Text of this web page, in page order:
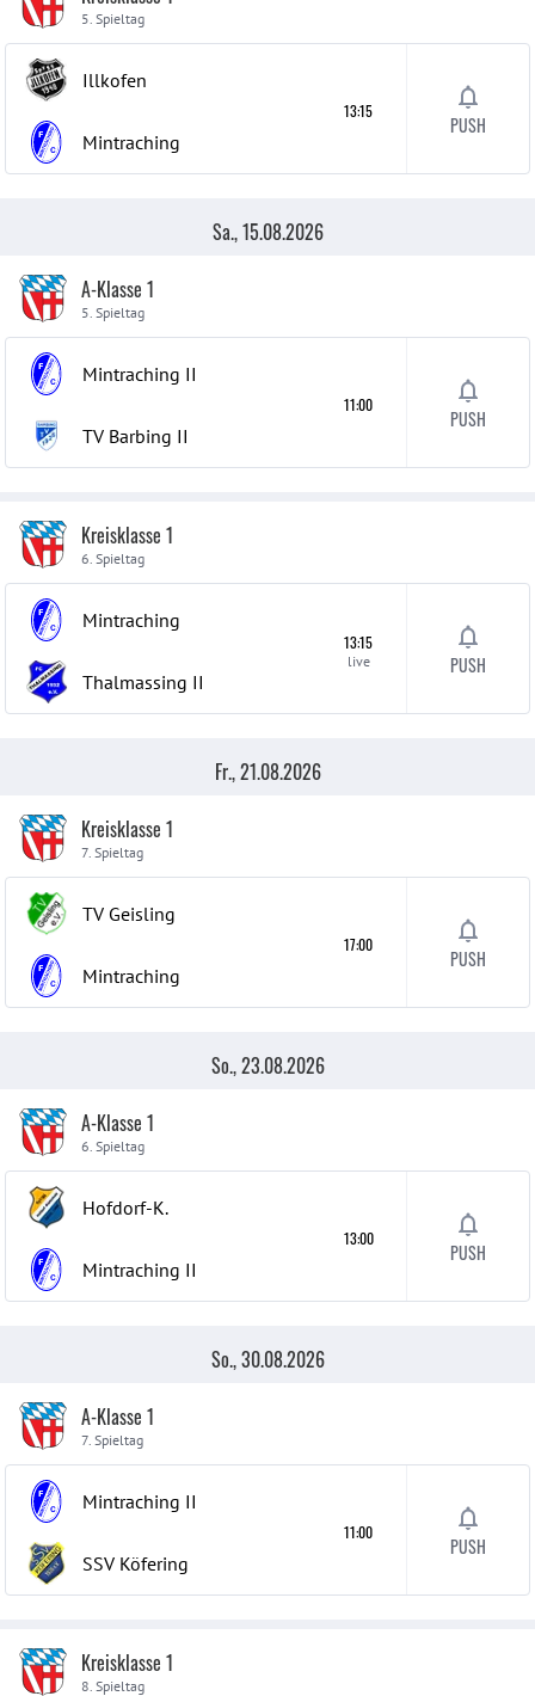
5. Spieltag
Illkofen
Mintraching
13:15
PUSH
Sa., 15.08.2026
A-Klasse 1
5. Spieltag
Mintraching II
TV Barbing II
11:00
PUSH
Kreisklasse 1
6. Spieltag
Mintraching
Thalmassing II
13:15
live PUSH
Fr., 21.08.2026
Kreisklasse 1
7. Spieltag
TV Geisling
Mintraching
17:00
PUSH
So., 23.08.2026
A-Klasse 1
6. Spieltag
Hofdorf-K.
Mintraching II
13:00
PUSH
So., 30.08.2026
A-Klasse 1
7. Spieltag
Mintraching II
SSV Köfering
11:00
PUSH
Kreisklasse 1
8. Spieltag